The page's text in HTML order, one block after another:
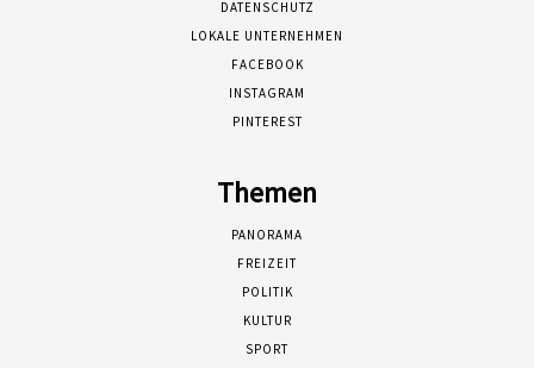
DATENSCHUTZ
LOKALE UNTERNEHMEN
FACEBOOK
INSTAGRAM
PINTEREST
Themen
PANORAMA
FREIZEIT
POLITIK
KULTUR
SPORT